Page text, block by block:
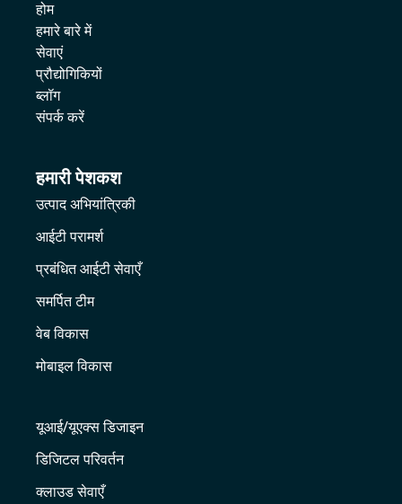
होम
हमारे बारे में
सेवाएं
प्रौद्योगिकियों
ब्लॉग
संपर्क करें
हमारी पेशकश
उत्पाद अभियांत्रिकी
आईटी परामर्श
प्रबंधित आईटी सेवाएँ
समर्पित टीम
वेब विकास
मोबाइल विकास
यूआई/यूएक्स डिजाइन
डिजिटल परिवर्तन
क्लाउड सेवाएँ